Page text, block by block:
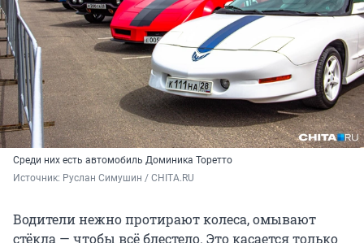
Среди них есть автомобиль Доминика Торетто
Источник: Руслан Симушин / CHITA.RU
Водители нежно протирают колеса, омывают
стёкла — чтобы всё блестело. Это касается только